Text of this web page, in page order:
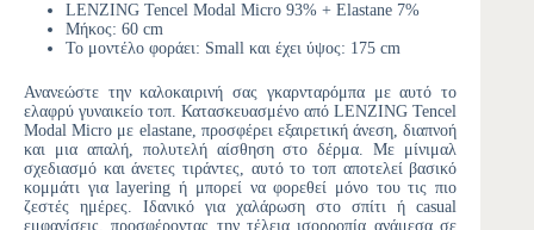
LENZING Tencel Modal Micro 93% + Elastane 7%
Μήκος: 60 cm
Το μοντέλο φοράει: Small και έχει ύψος: 175 cm
Ανανεώστε την καλοκαιρινή σας γκαρνταρόμπα με αυτό το
ελαφρύ γυναικείο τοπ. Κατασκευασμένο από LENZING Tencel
Modal Micro με elastane, προσφέρει εξαιρετική άνεση, διαπνοή
και μια απαλή, πολυτελή αίσθηση στο δέρμα. Με μίνιμαλ
σχεδιασμό και άνετες τιράντες, αυτό το τοπ αποτελεί βασικό
κομμάτι για layering ή μπορεί να φορεθεί μόνο του τις πιο
ζεστές ημέρες. Ιδανικό για χαλάρωση στο σπίτι ή casual
εμφανίσεις, προσφέροντας την τέλεια ισορροπία ανάμεσα σε